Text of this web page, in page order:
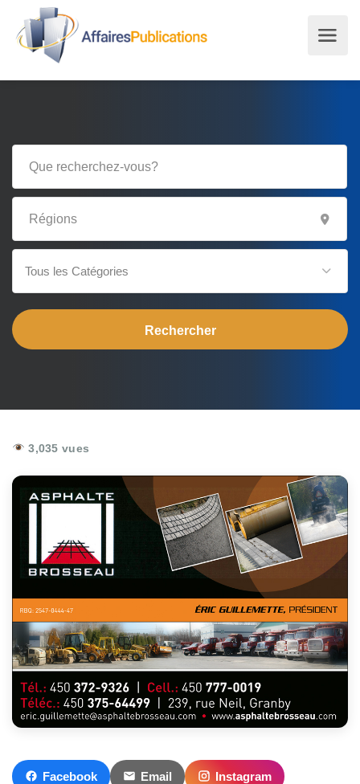
Tous les Catégories
3,035 vues
Facebook Email Instagram